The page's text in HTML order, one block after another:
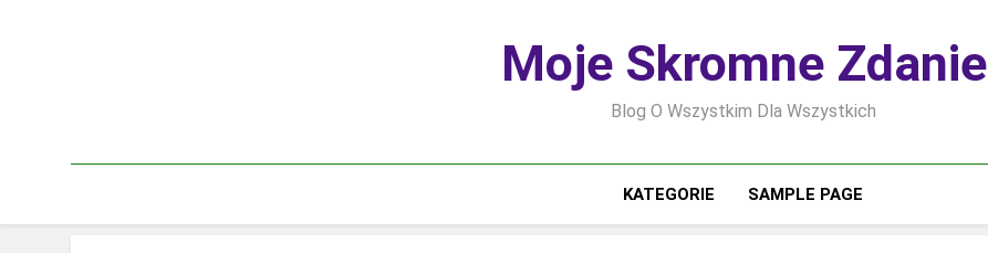
Moje Skromne Zdanie
Blog O Wszystkim Dla Wszystkich
KATEGORIE SAMPLE PAGE